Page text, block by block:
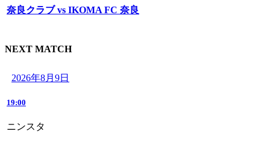
奈良クラブ vs IKOMA FC 奈良
NEXT MATCH
2026年8月9日
19:00
ニンスタ